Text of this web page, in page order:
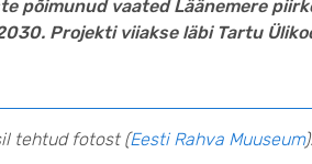
põimunud vaated Läänemere
Projekti viiakse läbi Tartu
tehtud fotost (Eesti Rahva Muuseum).